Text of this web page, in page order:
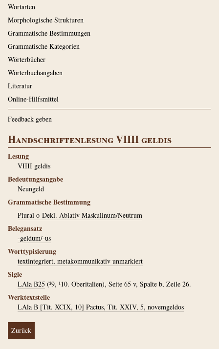
Wortarten
Morphologische Strukturen
Grammatische Bestimmungen
Grammatische Kategorien
Wörterbücher
Wörterbuchangaben
Literatur
Online-Hilfsmittel
Feedback geben
Handschriftenlesung VIIII geldis
Lesung
VIIII geldis
Bedeutungsangabe
Neungeld
Grammatische Bestimmung
Plural o-Dekl. Ablativ Maskulinum/Neutrum
Belegansatz
-geldum/-us
Worttypisierung
textintegriert, metakommunikativ unmarkiert
Sigle
LAla B25 (²9, ¹10. Oberitalien), Seite 65 v, Spalte b, Zeile 26.
Werktextstelle
LAla B [Tit. XCIX, 10] Pactus, Tit. XXIV, 5, novemgeldos
Zurück